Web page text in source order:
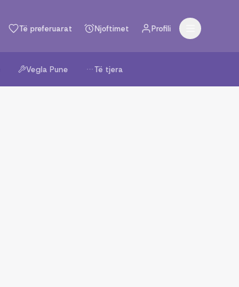
Të preferuarat Njoftimet Profili
Vegla Pune Të tjera